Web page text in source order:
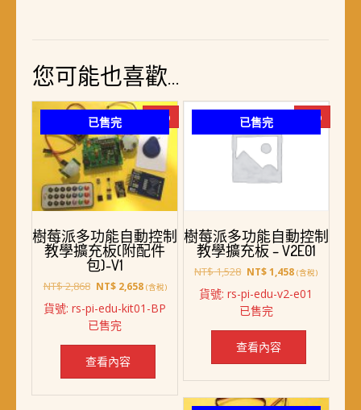
您可能也喜歡…
已售完 -7%
樹莓派多功能自動控制
教學擴充板(附配件
包)-V1
NT$2,868 原
價
格：
NT$ 2,868。
NT$2,658目
價
NT$ 2,658。
(含稅)
貨號: rs-pi-edu-kit01-BP
已售完
查看內容
已售完 -5%
樹莓派多功能自動控制
教學擴充板 – V2E01
NT$1,528 原
價
格：
NT$ 1,528。
NT$1,458目
價
NT$ 1,458。
(含稅)
貨號: rs-pi-edu-v2-e01
已售完
查看內容